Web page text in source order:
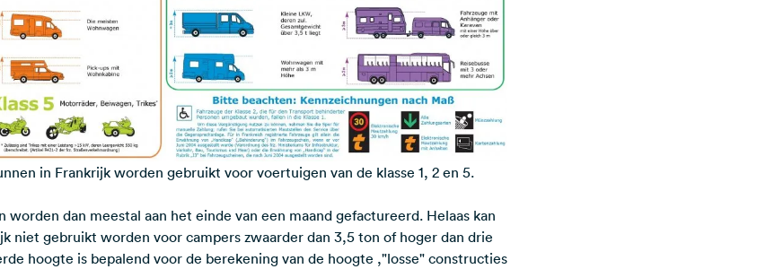
in Frankrijk worden gebruikt voor voertuigen van de klasse 1, 2 en 5.
dan meestal aan het einde van een maand gefactureerd. Helaas kan
niet gebruikt worden voor campers zwaarder dan 3,5 ton of hoger dan drie
hoogte is bepalend voor de berekening van de hoogte ,"losse" constructies